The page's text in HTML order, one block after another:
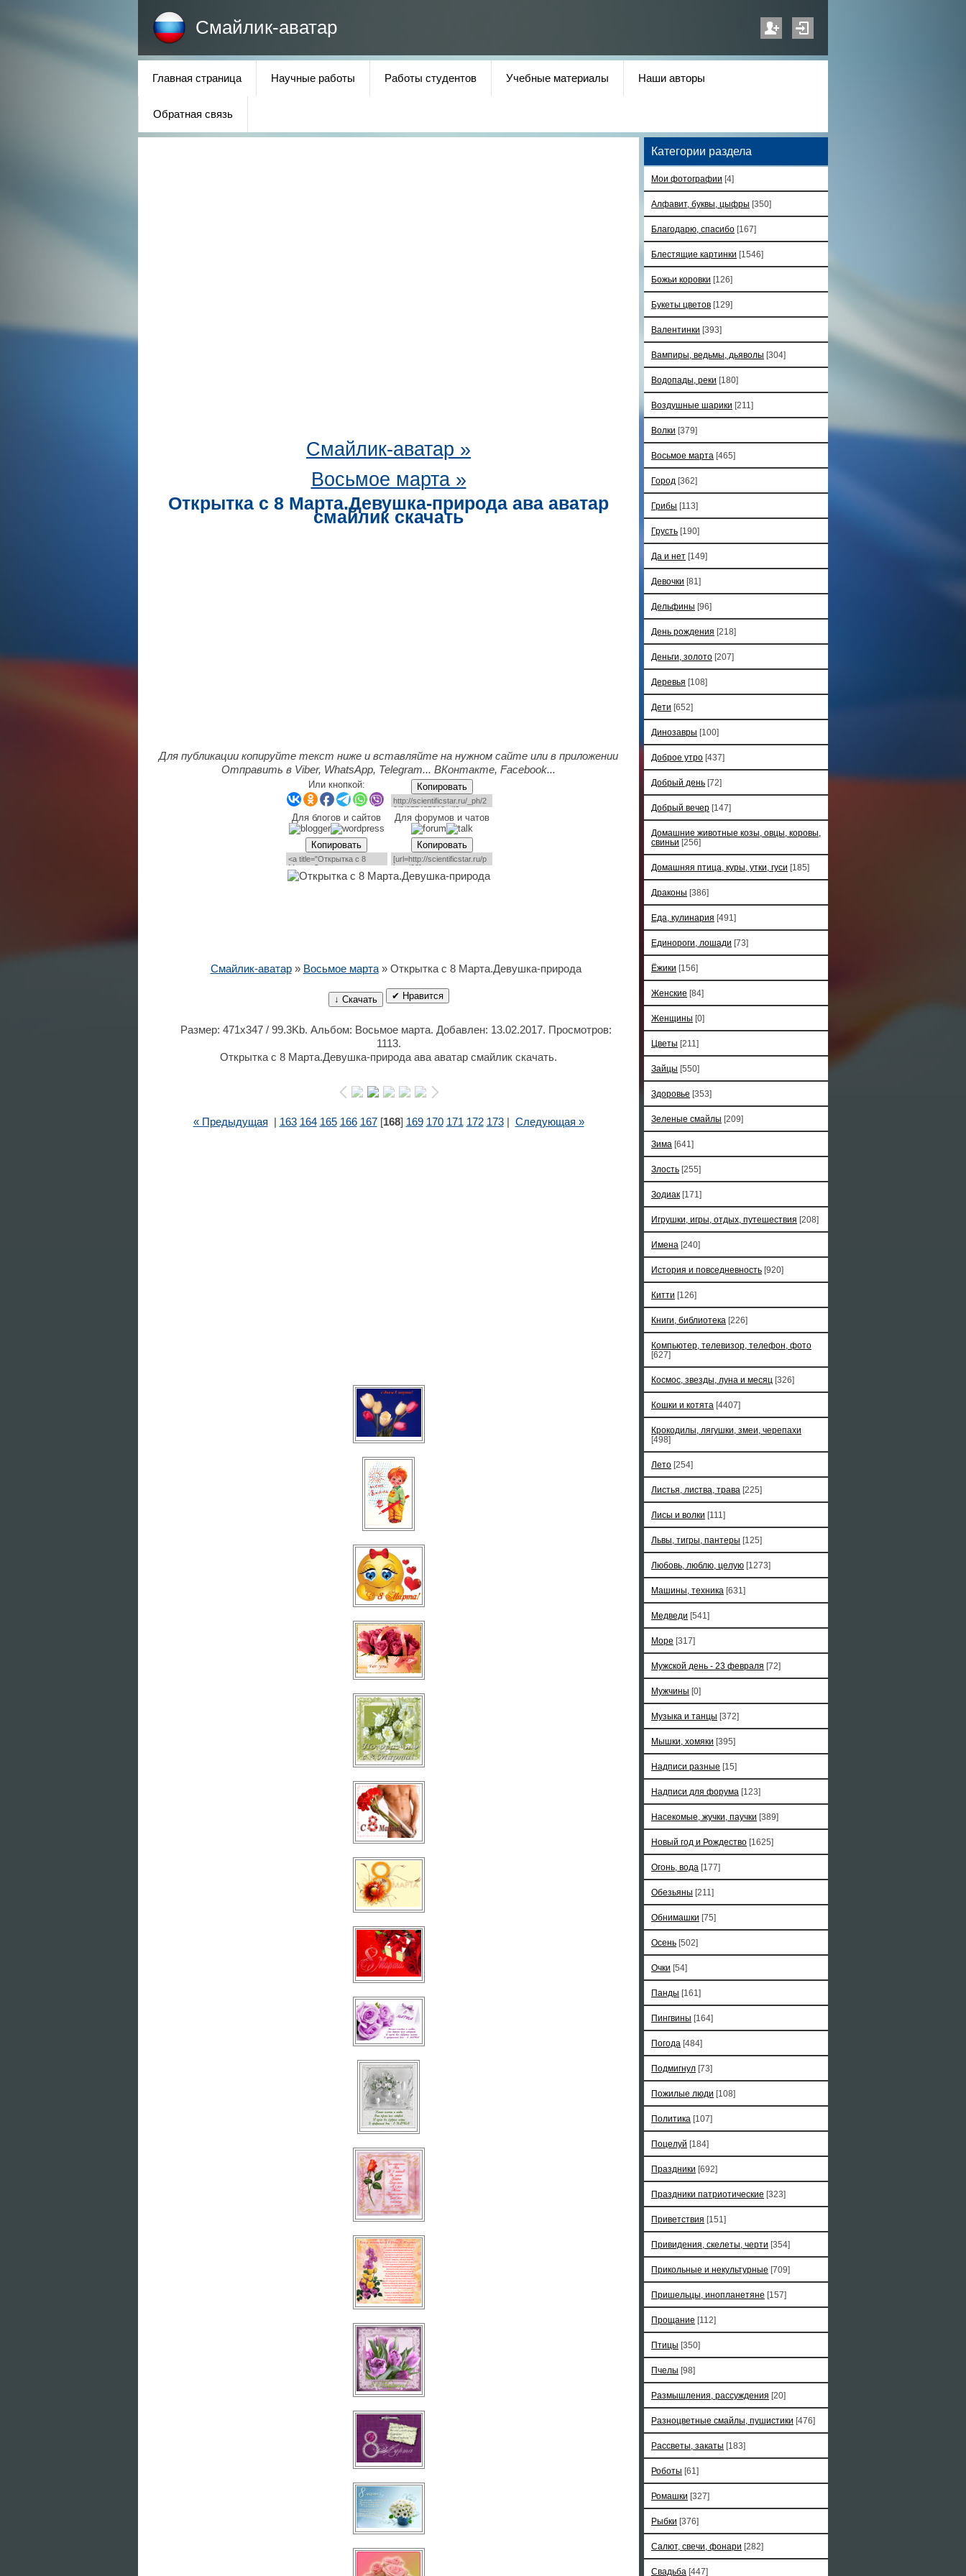
Смайлик-аватар
Главная страница Научные работы Работы студентов Учебные материалы Наши авторы
Обратная связь
Смайлик-аватар »
Восьмое марта »
Открытка с 8 Марта.Девушка-природа ава аватар
смайлик скачать
Для публикации копируйте текст ниже и вставляйте на нужном сайте или в приложении
Отправить в Viber, WhatsApp, Telegram... ВКонтакте, Facebook...
Или кнопкой: Копировать
Для блогов и сайтов Для форумов и чатов
Копировать Копировать
Смайлик-аватар» Восьмое марта» Открытка с 8 Марта.Девушка-природа
↓ Скачать ✔ Нравится
Размер: 471x347 / 99.3Kb. Альбом: Восьмое марта. Добавлен: 13.02.2017. Просмотров:
1113.
Открытка с 8 Марта.Девушка-природа ава аватар смайлик скачать.
« Предыдущая 163 164 165 166 167[168] 169 170 171 172 173| Следующая »
Категории раздела
Мои фотографии [4]
Алфавит, буквы, цыфры [350]
Благодарю, спасибо [167]
Блестящие картинки [1546]
Божьи коровки [126]
Букеты цветов [129]
Валентинки [393]
Вампиры, ведьмы, дьяволы [304]
Водопады, реки [180]
Воздушные шарики [211]
Волки [379]
Восьмое марта [465]
Город [362]
Грибы [113]
Грусть [190]
Да и нет [149]
Девочки [81]
Дельфины [96]
День рождения [218]
Деньги, золото [207]
Деревья [108]
Дети [652]
Динозавры [100]
Доброе утро [437]
Добрый день [72]
Добрый вечер [147]
Домашние животные козы, овцы, коровы,
свиньи [256]
Домашняя птица, куры, утки, гуси [185]
Драконы [386]
Еда, кулинария [491]
Единороги, лошади [73]
Ёжики [156]
Женские [84]
Женщины [0]
Цветы [211]
Зайцы [550]
Здоровье [353]
Зеленые смайлы [209]
Зима [641]
Злость [255]
Зодиак [171]
Игрушки, игры, отдых, путешествия [208]
Имена [240]
История и повседневность [920]
Китти [126]
Книги, библиотека [226]
Компьютер, телевизор, телефон, фото
[627]
Космос, звезды, луна и месяц [326]
Кошки и котята [4407]
Крокодилы, лягушки, змеи, черепахи
[498]
Лето [254]
Листья, листва, трава [225]
Лисы и волки [111]
Львы, тигры, пантеры [125]
Любовь, люблю, целую [1273]
Машины, техника [631]
Медведи [541]
Море [317]
Мужской день - 23 февраля [72]
Мужчины [0]
Музыка и танцы [372]
Мышки, хомяки [395]
Надписи разные [15]
Надписи для форума [123]
Насекомые, жучки, паучки [389]
Новый год и Рождество [1625]
Огонь, вода [177]
Обезьяны [211]
Обнимашки [75]
Осень [502]
Очки [54]
Панды [161]
Пингвины [164]
Погода [484]
Подмигнул [73]
Пожилые люди [108]
Политика [107]
Поцелуй [184]
Праздники [692]
Праздники патриотические [323]
Приветствия [151]
Привидения, скелеты, черти [354]
Прикольные и некультурные [709]
Пришельцы, инопланетяне [157]
Прощание [112]
Птицы [350]
Пчелы [98]
Размышления, рассуждения [20]
Разноцветные смайлы, пушистики [476]
Рассветы, закаты [183]
Роботы [61]
Ромашки [327]
Рыбки [376]
Салют, свечи, фонари [282]
Свадьба [447]